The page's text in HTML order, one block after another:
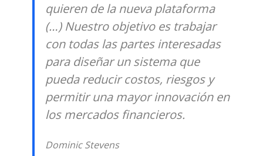
quieren de la nueva plataforma
(…) Nuestro objetivo es trabajar
con todas las partes interesadas
para diseñar un sistema que
pueda reducir costos, riesgos y
permitir una mayor innovación en
los mercados financieros.
Dominic Stevens